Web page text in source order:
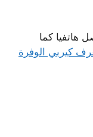
هاتفيا كما
كيربي الوفرة